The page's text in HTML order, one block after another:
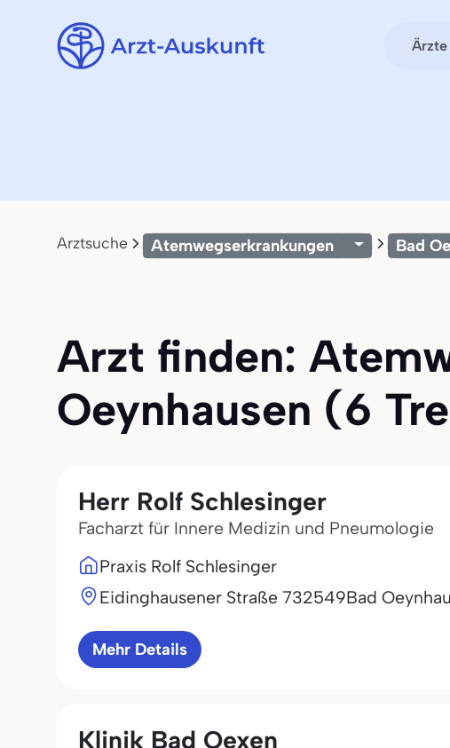
Ärzte
Arztsuche Atemwegserkrankungen Bad
Arzt finden:
Oeynhausen (6
Herr Rolf Schlesinger
Facharzt für Innere Medizin und Pneumologie
Praxis Rolf Schlesinger
Eidinghausener Straße 732549Bad
Mehr Details
Klinik Bad Oexen